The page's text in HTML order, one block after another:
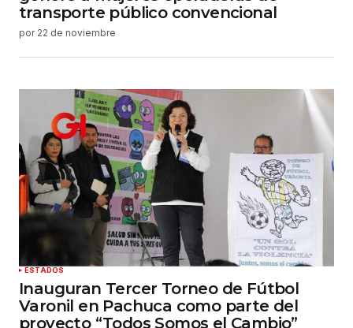
transporte público convencional
por 22 de noviembre
ESTADOS
Inauguran Tercer Torneo de Fútbol
Varonil en Pachuca como parte del
proyecto “Todos Somos el Cambio”